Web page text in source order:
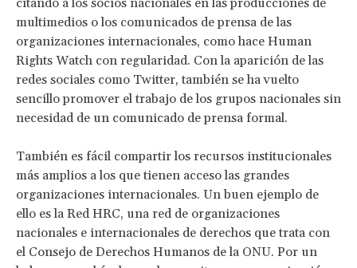
multimedios o los comunicados de prensa de las
organizaciones internacionales, como hace Human
Rights Watch con regularidad. Con la aparición de las
redes sociales como Twitter, también se ha vuelto
sencillo promover el trabajo de los grupos nacionales sin
necesidad de un comunicado de prensa formal.
También es fácil compartir los recursos institucionales
más amplios a los que tienen acceso las grandes
organizaciones internacionales. Un buen ejemplo de
ello es la Red HRC, una red de organizaciones
nacionales e internacionales de derechos que trata con
el Consejo de Derechos Humanos de la ONU. Por un